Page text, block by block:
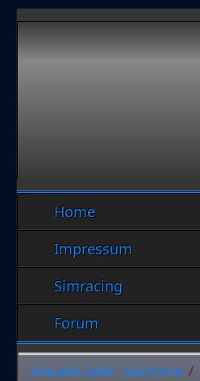
Home
Impressum
Simracing
Forum
Aktuelle Seite: Startseite